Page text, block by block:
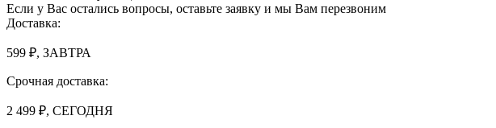
Если у Вас остались вопросы, оставьте заявку и мы Вам перезвоним
Доставка:
599 ₽, ЗАВТРА
Срочная доставка:
2 499 ₽, СЕГОДНЯ